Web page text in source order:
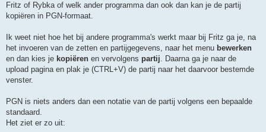
c
h
t
Fritz of Rybka of welk ander programma dan ook dan kan je de partij
kopiëren in PGN-formaat.
Ik weet niet hoe het bij andere programma's werkt maar bij Fritz ga je, na
het invoeren van de zetten en partijgegevens, naar het menu bewerken
en dan kies je kopiëren en vervolgens partij. Daarna ga je naar de
upload pagina en plak je (CTRL+V) de partij naar het daarvoor bestemde
venster.
PGN is niets anders dan een notatie van de partij volgens een bepaalde
standaard.
Het ziet er zo uit: